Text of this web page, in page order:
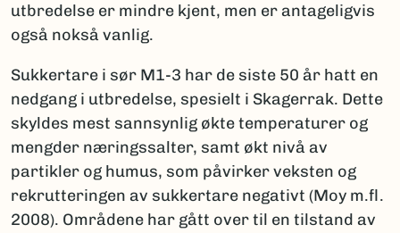
utbredelse er mindre kjent, men er antageligvis
også nokså vanlig.
Sukkertare i sør M1-3 har de siste 50 år hatt en
nedgang i utbredelse, spesielt i Skagerrak. Dette
skyldes mest sannsynlig økte temperaturer og
mengder næringssalter, samt økt nivå av
partikler og humus, som påvirker veksten og
rekrutteringen av sukkertare negativt (Moy m.fl.
2008). Områdene har gått over til en tilstand av